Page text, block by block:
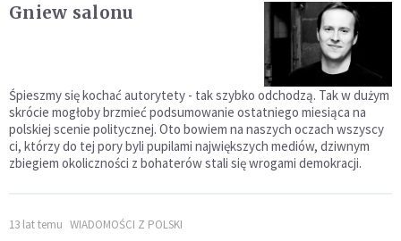
Gniew salonu
Śpieszmy się kochać autorytety - tak szybko odchodzą. Tak w dużym
skrócie mogłoby brzmieć podsumowanie ostatniego miesiąca na
polskiej scenie politycznej. Oto bowiem na naszych oczach wszyscy
ci, którzy do tej pory byli pupilami największych mediów, dziwnym
zbiegiem okoliczności z bohaterów stali się wrogami demokracji.
13 lat temu WIADOMOŚCI Z POLSKI